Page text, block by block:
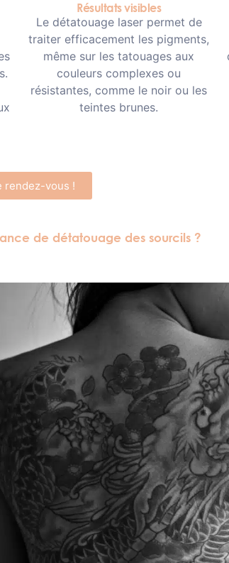
Résultats visibles
Le détatouage laser permet de
traiter efficacement les pigments,
même sur les tatouages aux
couleurs complexes ou
résistantes, comme le noir ou les
teintes brunes.
rendez-vous !
de détatouage des sourcils ?